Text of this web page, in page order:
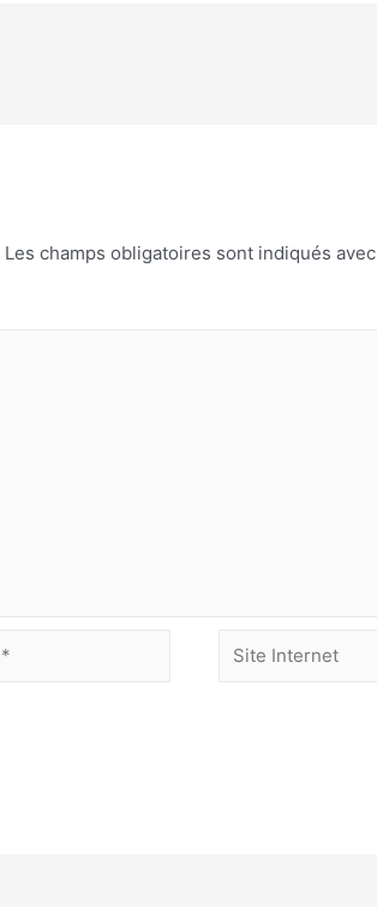
Les champs obligatoires sont indiqués avec